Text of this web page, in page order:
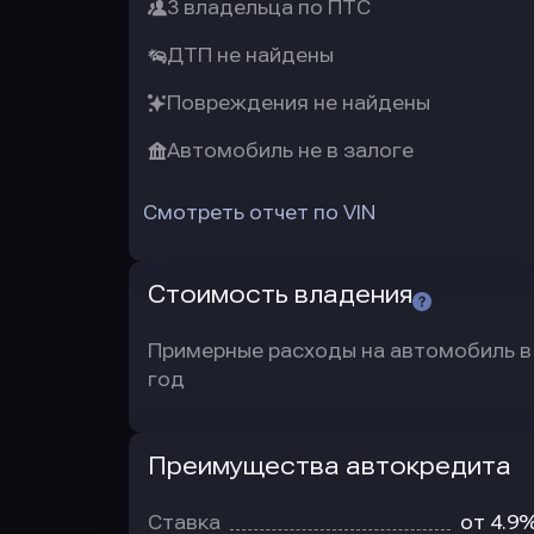
3 владельца по ПТС
ДТП не найдены
Повреждения не найдены
Автомобиль не в залоге
Смотреть отчет по VIN
Стоимость владения
Примерные расходы на автомобиль в
год
Преимущества автокредита
Ставка от